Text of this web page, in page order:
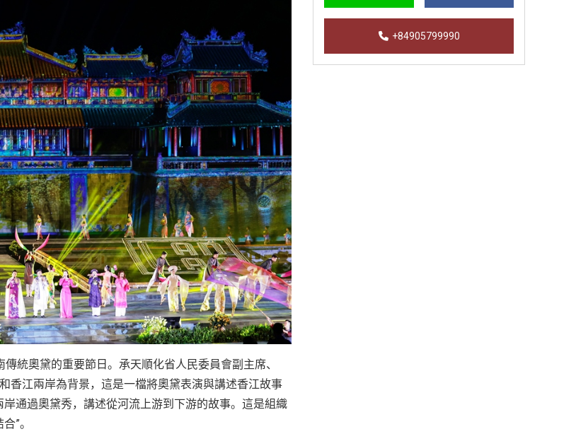
統奧黛的重要節日。承天順化省人民委員會副主席、
香江兩岸為背景，這是一檔將奧黛表演與講述香江故事
通過奧黛秀，講述從河流上游到下游的故事。這是組織
”。
+84905799990